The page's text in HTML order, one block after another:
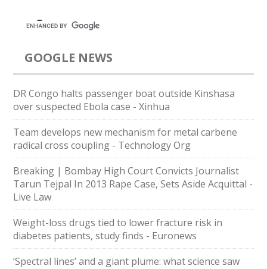
GOOGLE NEWS
DR Congo halts passenger boat outside Kinshasa
over suspected Ebola case - Xinhua
Team develops new mechanism for metal carbene
radical cross coupling - Technology Org
Breaking | Bombay High Court Convicts Journalist
Tarun Tejpal In 2013 Rape Case, Sets Aside Acquittal -
Live Law
Weight-loss drugs tied to lower fracture risk in
diabetes patients, study finds - Euronews
‘Spectral lines’ and a giant plume: what science saw